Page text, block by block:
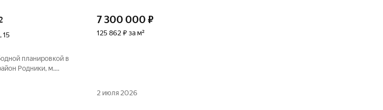
,15
планировкой в
Родники, м.
О планировке
7 300 000 ₽
125 862 ₽ за м²
2 июля 2026